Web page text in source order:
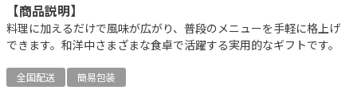
【商品説明】
料理に加えるだけで風味が広がり、普段のメニューを手軽に格上げ
できます。和洋中さまざまな食卓で活躍する実用的なギフトです。
全国配送
簡易包装